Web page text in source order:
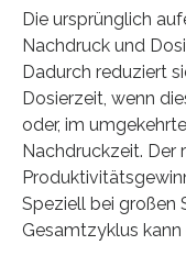
Die ursprünglich
Nachdruck und
Dadurch reduziert
Dosierzeit, wenn
oder, im
Nachdruckzeit. Der
Speziell bei großen
Gesamtzyklus kann